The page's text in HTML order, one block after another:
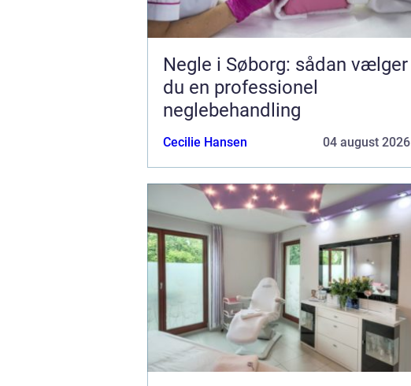
Negle i Søborg: sådan vælger
du en professionel
neglebehandling
Cecilie Hansen 04 august 2026